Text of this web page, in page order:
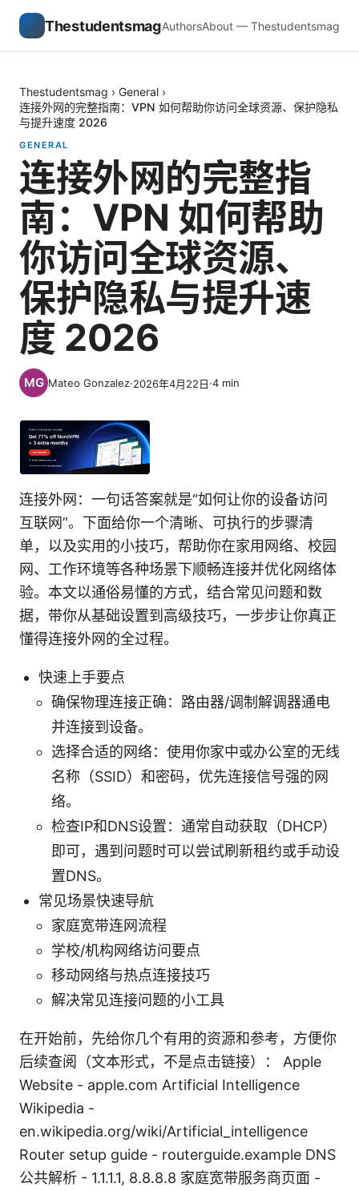
ThestudentsmagAuthorsAbout — Thestudentsmag
Thestudentsmag › General ›
连接外网的完整指南：VPN 如何帮助你访问全球资源、保护隐私
与提升速度 2026
GENERAL
连接外网的完整指
南：VPN 如何帮助
你访问全球资源、
保护隐私与提升速
度 2026
Mateo Gonzalez·2026年4月22日·4 min
连接外网：一句话答案就是“如何让你的设备访问
互联网”。下面给你一个清晰、可执行的步骤清
单，以及实用的小技巧，帮助你在家用网络、校园
网、工作环境等各种场景下顺畅连接并优化网络体
验。本文以通俗易懂的方式，结合常见问题和数
据，带你从基础设置到高级技巧，一步步让你真正
懂得连接外网的全过程。
快速上手要点
确保物理连接正确：路由器/调制解调器通电
并连接到设备。
选择合适的网络：使用你家中或办公室的无线
名称（SSID）和密码，优先连接信号强的网
络。
检查IP和DNS设置：通常自动获取（DHCP）
即可，遇到问题时可以尝试刷新租约或手动设
置DNS。
常见场景快速导航
家庭宽带连网流程
学校/机构网络访问要点
移动网络与热点连接技巧
解决常见连接问题的小工具
在开始前，先给你几个有用的资源和参考，方便你
后续查阅（文本形式，不是点击链接）： Apple
Website - apple.com Artificial Intelligence
Wikipedia -
en.wikipedia.org/wiki/Artificial_intelligence
Router setup guide - routerguide.example DNS
公共解析 - 1.1.1.1, 8.8.8.8 家庭宽带服务商页面 -